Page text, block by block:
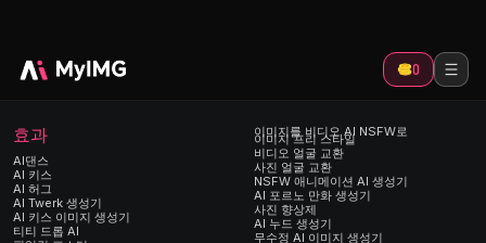
0
효과
AI댄스
AI 키스
AI 허그
AI Twerk 생성기
AI 키스 이미지 생성기
티티 드롭 AI
이미지를 비디오 AI NSFW로
이미지 프리 스타일
비디오 얼굴 교환
사진 얼굴 교환
NSFW 애니메이션 AI 생성기
AI 포르노 만화 생성기
사진 향상제
AI 누드 생성기
무수정 AI 이미지 생성기